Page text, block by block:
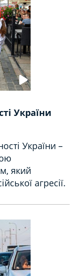
України
України –
який
агресії.